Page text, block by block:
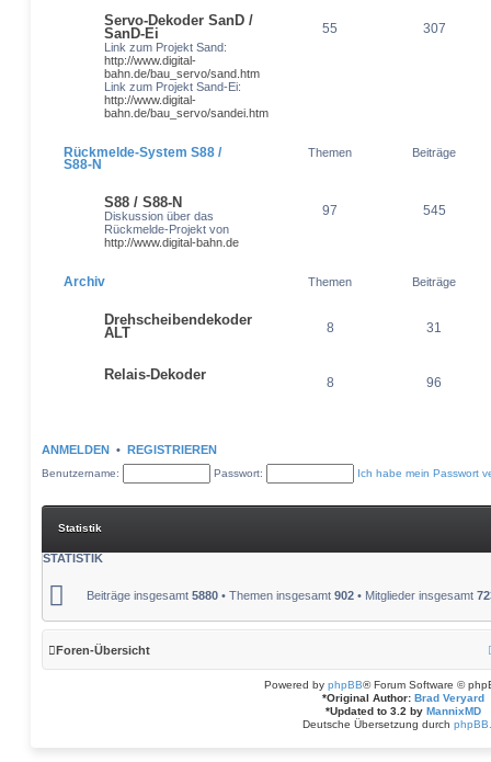
Servo-Dekoder SanD /
SanD-Ei
Link zum Projekt Sand:
http://www.digital-
bahn.de/bau_servo/sand.htm
Link zum Projekt Sand-Ei:
http://www.digital-
bahn.de/bau_servo/sandei.htm
55 307
Rückmelde-System S88 /
S88-N
Themen Beiträge
S88 / S88-N
Diskussion über das
Rückmelde-Projekt von
http://www.digital-bahn.de
97 545
Archiv Themen Beiträge
Drehscheibendekoder
ALT
8 31
Relais-Dekoder 8 96
ANMELDEN • REGISTRIEREN
Benutzername: Passwort: Ich habe mein Passwort
Statistik
STATISTIK
Beiträge insgesamt 5880 • Themen insgesamt 902 • Mitglieder insgesamt
Foren-Übersicht
Powered by phpBB® Forum Software ©
*Original Author: Brad Veryard
*Updated to 3.2 by MannixMD
Deutsche Übersetzung durch